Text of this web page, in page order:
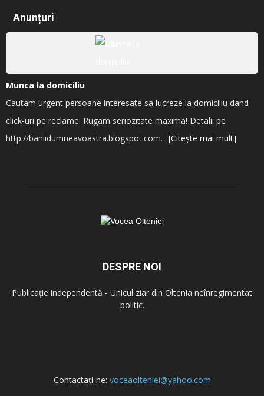
Anunțuri
Munca la domiciliu
Cautam urgent persoane interesate sa lucreze la domiciliu dand
click-uri pe reclame. Rugam seriozitate maxima! Detalii pe
http://baniidumneavoastra.blogspot.com. [Citește mai mult]
DESPRE NOI
Publicație independentă - Unicul ziar din Oltenia neînregimentat
politic.
Contactați-ne: voceaolteniei@yahoo.com